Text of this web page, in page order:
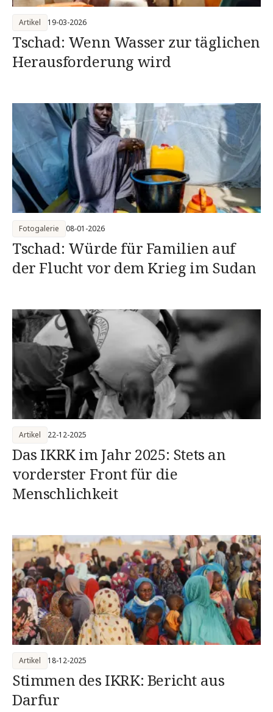
Tschad: Wenn Wasser zur täglichen
Herausforderung wird
Artikel 19-03-2026
Tschad: Würde für Familien auf
der Flucht vor dem Krieg im Sudan
Fotogalerie 08-01-2026
Das IKRK im Jahr 2025: Stets an
vorderster Front für die
Menschlichkeit
Artikel 22-12-2025
Stimmen des IKRK: Bericht aus
Darfur
Artikel 18-12-2025